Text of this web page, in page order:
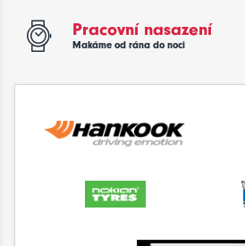
Pracovní nasazení
Makáme od rána do noci